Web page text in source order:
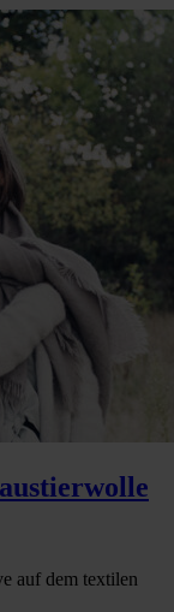
auf dem textilen